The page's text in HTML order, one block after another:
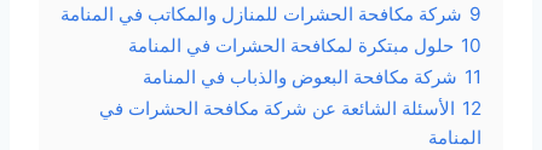
9 شركة مكافحة الحشرات للمنازل والمكاتب في المنامة
10 حلول مبتكرة لمكافحة الحشرات في المنامة
11 شركة مكافحة البعوض والذباب في المنامة
12 الأسئلة الشائعة عن شركة مكافحة الحشرات في
المنامة